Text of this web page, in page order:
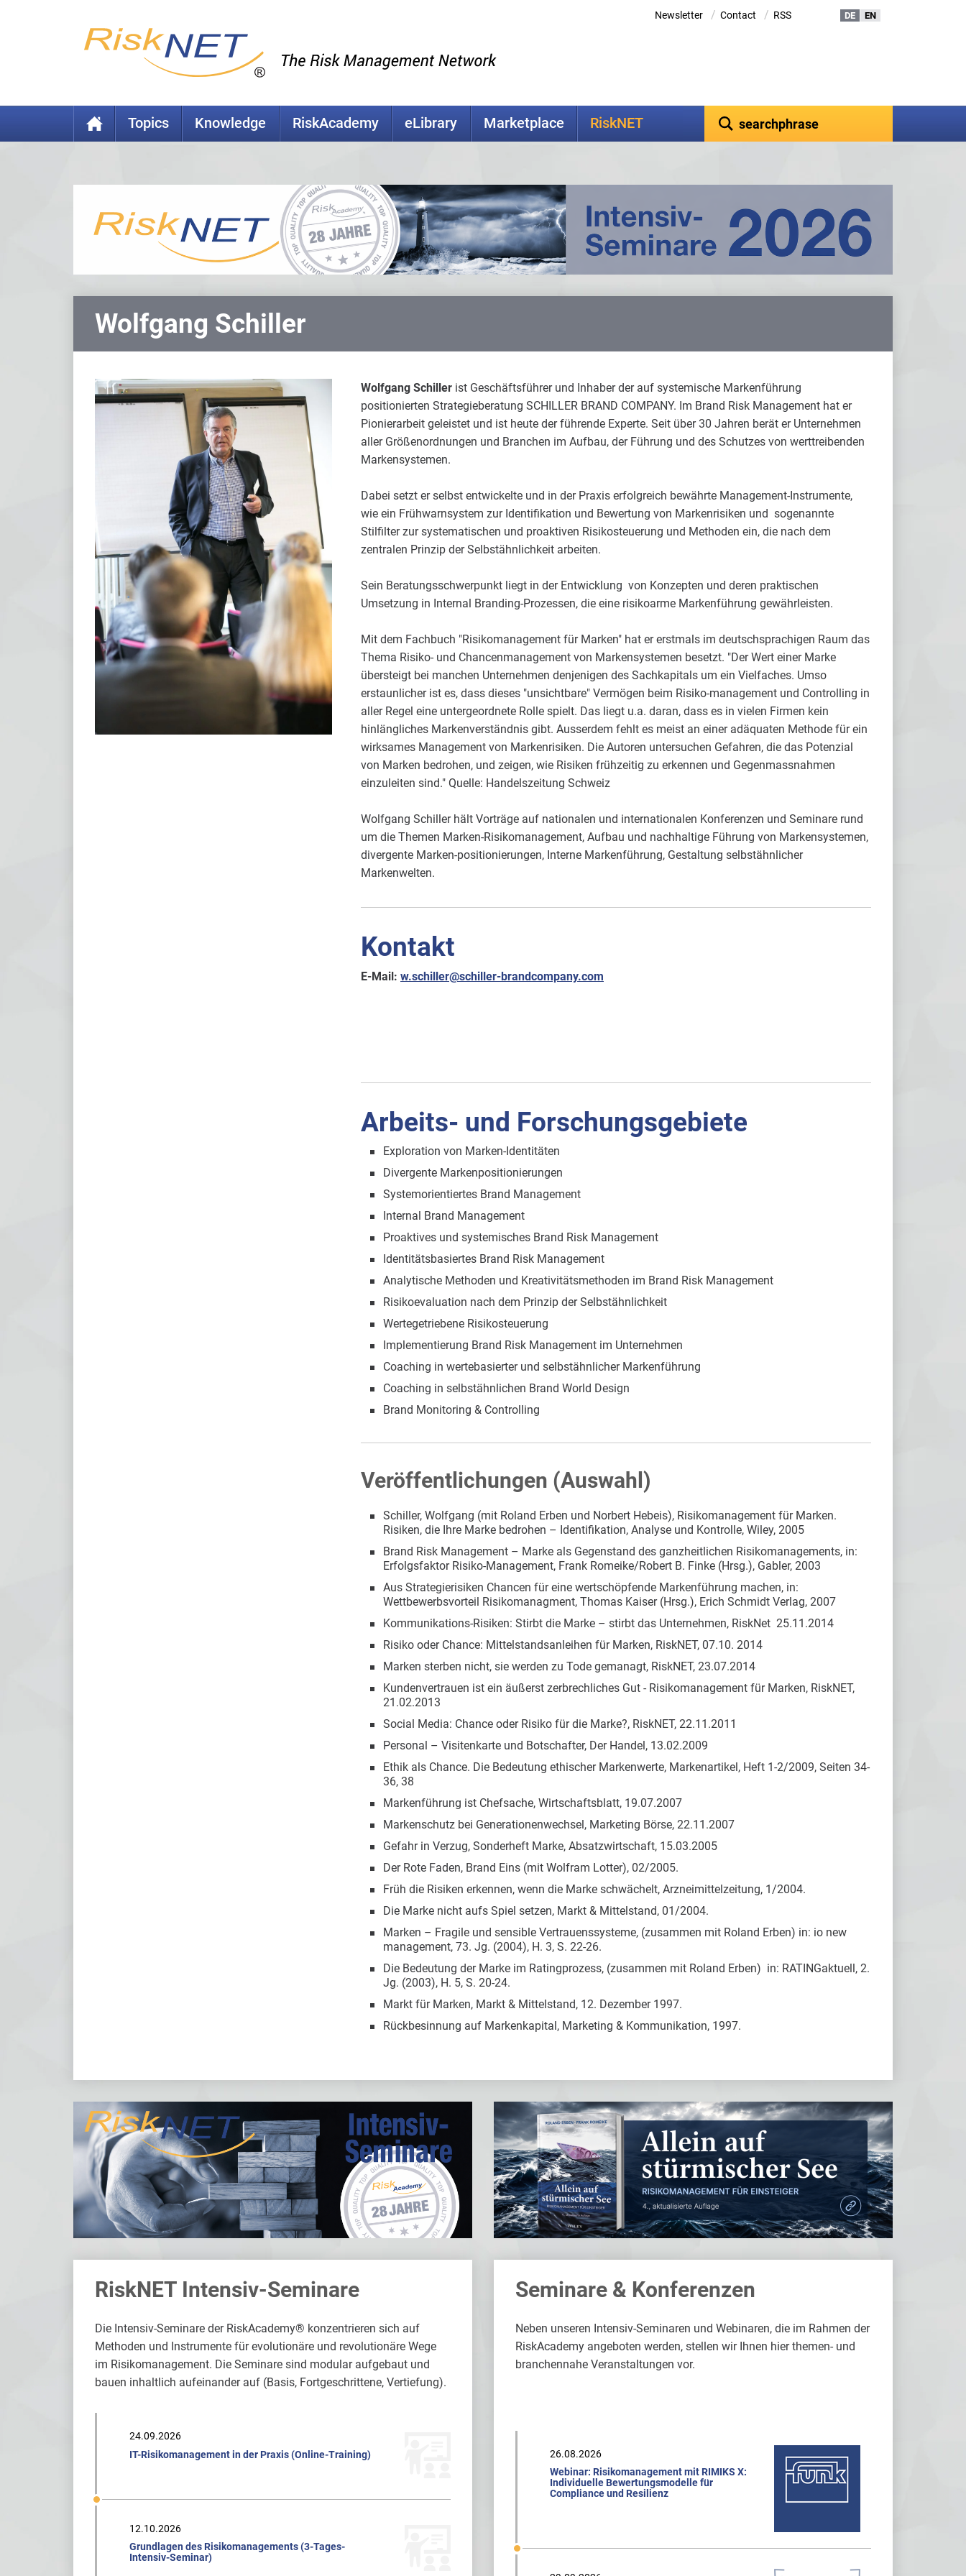
Newsletter / Contact / RSS DE EN
Topics Knowledge RiskAcademy eLibrary Marketplace RiskNET
Wolfgang Schiller
Wolfgang Schiller ist Geschäftsführer und Inhaber der auf systemische Markenführung
positionierten Strategieberatung SCHILLER BRAND COMPANY. Im Brand Risk Management hat er
Pionierarbeit geleistet und ist heute der führende Experte. Seit über 30 Jahren berät er Unternehmen
aller Größenordnungen und Branchen im Aufbau, der Führung und des Schutzes von werttreibenden
Markensystemen.
Dabei setzt er selbst entwickelte und in der Praxis erfolgreich bewährte Management-Instrumente,
wie ein Frühwarnsystem zur Identifikation und Bewertung von Markenrisiken und sogenannte
Stilfilter zur systematischen und proaktiven Risikosteuerung und Methoden ein, die nach dem
zentralen Prinzip der Selbstähnlichkeit arbeiten.
Sein Beratungsschwerpunkt liegt in der Entwicklung von Konzepten und deren praktischen
Umsetzung in Internal Branding-Prozessen, die eine risikoarme Markenführung gewährleisten.
Mit dem Fachbuch "Risikomanagement für Marken" hat er erstmals im deutschsprachigen Raum das
Thema Risiko- und Chancenmanagement von Markensystemen besetzt. "Der Wert einer Marke
übersteigt bei manchen Unternehmen denjenigen des Sachkapitals um ein Vielfaches. Umso
erstaunlicher ist es, dass dieses "unsichtbare" Vermögen beim Risiko-management und Controlling in
aller Regel eine untergeordnete Rolle spielt. Das liegt u.a. daran, dass es in vielen Firmen kein
hinlängliches Markenverständnis gibt. Ausserdem fehlt es meist an einer adäquaten Methode für ein
wirksames Management von Markenrisiken. Die Autoren untersuchen Gefahren, die das Potenzial
von Marken bedrohen, und zeigen, wie Risiken frühzeitig zu erkennen und Gegenmassnahmen
einzuleiten sind." Quelle: Handelszeitung Schweiz
Wolfgang Schiller hält Vorträge auf nationalen und internationalen Konferenzen und Seminare rund
um die Themen Marken-Risikomanagement, Aufbau und nachhaltige Führung von Markensystemen,
divergente Marken-positionierungen, Interne Markenführung, Gestaltung selbstähnlicher
Markenwelten.
Kontakt
E-Mail: w.schiller@schiller-brandcompany.com
Arbeits- und Forschungsgebiete
Exploration von Marken-Identitäten
Divergente Markenpositionierungen
Systemorientiertes Brand Management
Internal Brand Management
Proaktives und systemisches Brand Risk Management
Identitätsbasiertes Brand Risk Management
Analytische Methoden und Kreativitätsmethoden im Brand Risk Management
Risikoevaluation nach dem Prinzip der Selbstähnlichkeit
Wertegetriebene Risikosteuerung
Implementierung Brand Risk Management im Unternehmen
Coaching in wertebasierter und selbstähnlicher Markenführung
Coaching in selbstähnlichen Brand World Design
Brand Monitoring & Controlling
Veröffentlichungen (Auswahl)
Schiller, Wolfgang (mit Roland Erben und Norbert Hebeis), Risikomanagement für Marken.
Risiken, die Ihre Marke bedrohen – Identifikation, Analyse und Kontrolle, Wiley, 2005
Brand Risk Management – Marke als Gegenstand des ganzheitlichen Risikomanagements, in:
Erfolgsfaktor Risiko-Management, Frank Romeike/Robert B. Finke (Hrsg.), Gabler, 2003
Aus Strategierisiken Chancen für eine wertschöpfende Markenführung machen, in:
Wettbewerbsvorteil Risikomanagment, Thomas Kaiser (Hrsg.), Erich Schmidt Verlag, 2007
Kommunikations-Risiken: Stirbt die Marke – stirbt das Unternehmen, RiskNet 25.11.2014
Risiko oder Chance: Mittelstandsanleihen für Marken, RiskNET, 07.10. 2014
Marken sterben nicht, sie werden zu Tode gemanagt, RiskNET, 23.07.2014
Kundenvertrauen ist ein äußerst zerbrechliches Gut - Risikomanagement für Marken, RiskNET,
21.02.2013
Social Media: Chance oder Risiko für die Marke?, RiskNET, 22.11.2011
Personal – Visitenkarte und Botschafter, Der Handel, 13.02.2009
Ethik als Chance. Die Bedeutung ethischer Markenwerte, Markenartikel, Heft 1-2/2009, Seiten 34-
36, 38
Markenführung ist Chefsache, Wirtschaftsblatt, 19.07.2007
Markenschutz bei Generationenwechsel, Marketing Börse, 22.11.2007
Gefahr in Verzug, Sonderheft Marke, Absatzwirtschaft, 15.03.2005
Der Rote Faden, Brand Eins (mit Wolfram Lotter), 02/2005.
Früh die Risiken erkennen, wenn die Marke schwächelt, Arzneimittelzeitung, 1/2004.
Die Marke nicht aufs Spiel setzen, Markt & Mittelstand, 01/2004.
Marken – Fragile und sensible Vertrauenssysteme, (zusammen mit Roland Erben) in: io new
management, 73. Jg. (2004), H. 3, S. 22-26.
Die Bedeutung der Marke im Ratingprozess, (zusammen mit Roland Erben) in: RATINGaktuell, 2.
Jg. (2003), H. 5, S. 20-24.
Markt für Marken, Markt & Mittelstand, 12. Dezember 1997.
Rückbesinnung auf Markenkapital, Marketing & Kommunikation, 1997.
RiskNET Intensiv-Seminare
Die Intensiv-Seminare der RiskAcademy® konzentrieren sich auf
Methoden und Instrumente für evolutionäre und revolutionäre Wege
im Risikomanagement. Die Seminare sind modular aufgebaut und
bauen inhaltlich aufeinander auf (Basis, Fortgeschrittene, Vertiefung).
24.09.2026
IT-Risikomanagement in der Praxis (Online-Training)
12.10.2026
Grundlagen des Risikomanagements (3-Tages-
Intensiv-Seminar)
Seminare & Konferenzen
Neben unseren Intensiv-Seminaren und Webinaren, die im Rahmen der
RiskAcademy angeboten werden, stellen wir Ihnen hier themen- und
branchennahe Veranstaltungen vor.
26.08.2026
Webinar: Risikomanagement mit RIMIKS X:
Individuelle Bewertungsmodelle für
Compliance und Resilienz